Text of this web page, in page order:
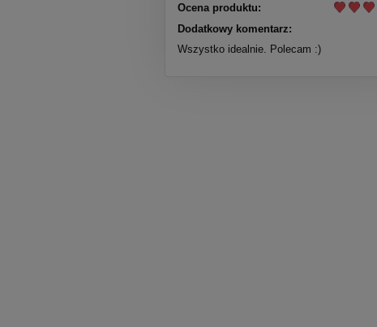
Ocena produktu:
Dodatkowy komentarz:
Wszystko idealnie. Polecam :)